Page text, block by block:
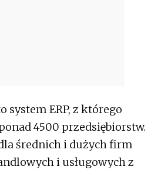
system ERP, z którego
4500 przedsiębiorstw.
średnich i dużych firm
i usługowych z